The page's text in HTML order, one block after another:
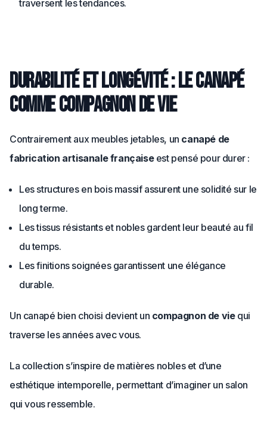
traversent les tendances.
Durabilité et longévité : le canapé
comme compagnon de vie
Contrairement aux meubles jetables, un canapé de
fabrication artisanale françaiseest pensé pour durer :
Les structures en bois massif assurent une solidité sur le
long terme.
Les tissus résistants et nobles gardent leur beauté au fil
du temps.
Les finitions soignées garantissent une élégance
durable.
Un canapé bien choisi devient un compagnon de viequi
traverse les années avec vous.
La collection s’inspire de matières nobles et d’une
esthétique intemporelle, permettant d’imaginer un salon
qui vous ressemble.